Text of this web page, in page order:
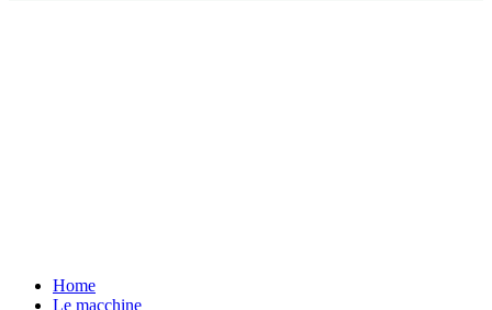
Home
Le macchine